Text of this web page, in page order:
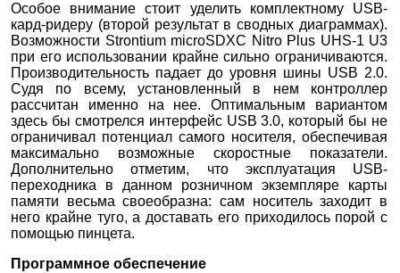
Особое внимание стоит уделить комплектному USB-
кард-ридеру (второй результат в сводных диаграммах).
Возможности Strontium microSDXC Nitro Plus UHS-1 U3
при его использовании крайне сильно ограничиваются.
Производительность падает до уровня шины USB 2.0.
Судя по всему, установленный в нем контроллер
рассчитан именно на нее. Оптимальным вариантом
здесь бы смотрелся интерфейс USB 3.0, который бы не
ограничивал потенциал самого носителя, обеспечивая
максимально возможные скоростные показатели.
Дополнительно отметим, что эксплуатация USB-
переходника в данном розничном экземпляре карты
памяти весьма своеобразна: сам носитель заходит в
него крайне туго, а доставать его приходилось порой с
помощью пинцета.
Программное обеспечение